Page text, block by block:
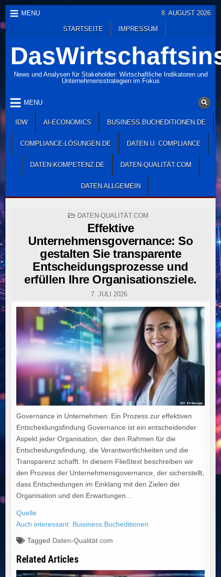
Skip
to
content
MENU
STARTSEITE IMPRESSUM
8. AUGUST 2026
News und Analysen für Stakeholder: Wirtschaftliche Indikatoren und
Unternehmensstrategien im Fokus
MENU
IDW AI-ECONOMICS BUSINESS.BUCHEDITIONEN.DE
COMPLIANCE-LÖSUNGEN.DE DATEN U. COMPLIANCE
DATEN-KOMPETENZ.DE DATEN-QUALITÄT.COM
DATEN ALLGEMEIN
POSTED
DATEN-QUALITÄT.COM
Effektive
Unternehmensgovernance: So
gestalten Sie transparente
Entscheidungsprozesse und
erfüllen Ihre Organisationsziele.
7. JULI 2026
Governance in Unternehmen: Ein Prozess zur effektiven
Entscheidungsfindung Governance ist ein entscheidender
Aspekt jeder Organisation, der den Rahmen für die
Entscheidungsfindung, die Verantwortlichkeiten und die
Transparenz schafft. In diesem Fließtext beschreiben wir
den Prozess der Unternehmensgovernance, der sicherstellt,
dass Entscheidungen im Einklang mit den Zielen der
Organisation und den Erwartungen…
Quelle
Auch interessant: Buisiness.Bucheditionen
Tagged Daten-Qualität.com
Related Articles